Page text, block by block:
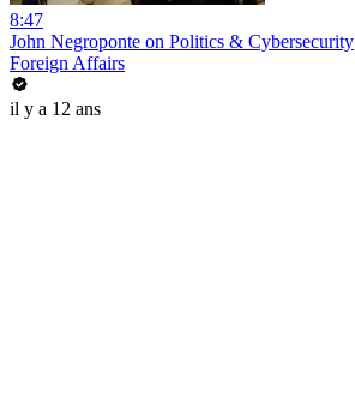
8:47
John Negroponte on Politics & Cybersecurity
Foreign Affairs
il y a 12 ans